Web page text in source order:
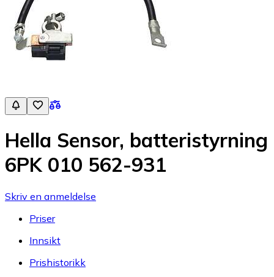
Hella Sensor, batteristyrning
6PK 010 562-931
Skriv en anmeldelse
Priser
Innsikt
Prishistorikk